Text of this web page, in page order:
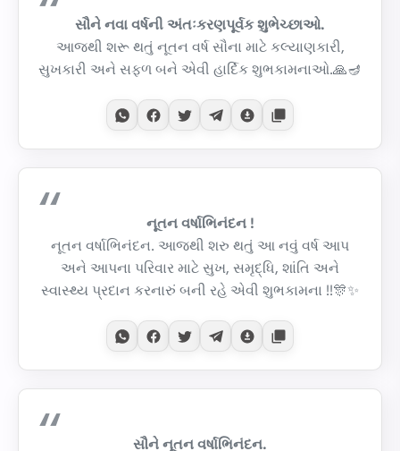
સૌને નવા વર્ષની અંતઃકરણપૂર્વક શુભેચ્છાઓ.
આજથી શરૂ થતું નૂતન વર્ષ સૌના માટે કલ્યાણકારી,
સુખકારી અને સફળ બને એવી હાર્દિક શુભકામનાઓ.🙏🪔
નૂતન વર્ષાભિનંદન !
નૂતન વર્ષાભિનંદન. આજથી શરુ થતું આ નવું વર્ષ આપ
અને આપના પરિવાર માટે સુખ, સમૃદ્ધિ, શાંતિ અને
સ્વાસ્થ્ય પ્રદાન કરનારું બની રહે એવી શુભકામના !!🎊✨
સૌને નૂતન વર્ષાભિનંદન.